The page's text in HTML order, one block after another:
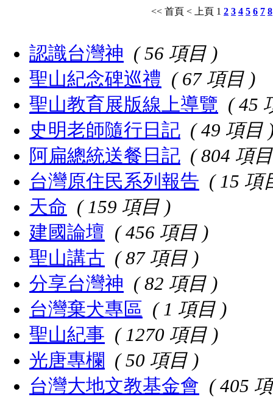
<< 首頁 < 上頁 1 2 3 4 5 6 7 8
認識台灣神 ( 56 項目 )
聖山紀念碑巡禮 ( 67 項目 )
聖山教育展版線上導覽 ( 45
史明老師隨行日記 ( 49 項目
阿扁總統送餐日記 ( 804 項
台灣原住民系列報告 ( 15 項
天命 ( 159 項目 )
建國論壇 ( 456 項目 )
聖山講古 ( 87 項目 )
分享台灣神 ( 82 項目 )
台灣棄犬專區 ( 1 項目 )
聖山紀事 ( 1270 項目 )
光唐專欄 ( 50 項目 )
台灣大地文教基金會 ( 405